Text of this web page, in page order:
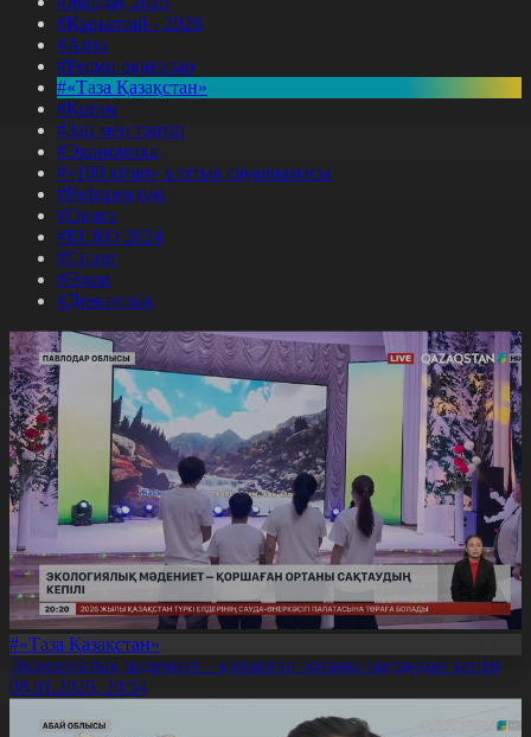
#Құрылтай - 2026
#Апта
#Ресми оқиғалар
#«Таза Қазақстан»
#Қоғам
#Заң мен тәртіп
#Экономика
#«100 кітап» ұлттық сауалнамасы
#Референдум
#Оқиға
#EURO 2024
#Спорт
#Әлем
#Денсаулық
#«Таза Қазақстан»
Экологиялық мәдениет – қоршаған ортаны сақтаудың кепілі
08.01.2026, 20:54